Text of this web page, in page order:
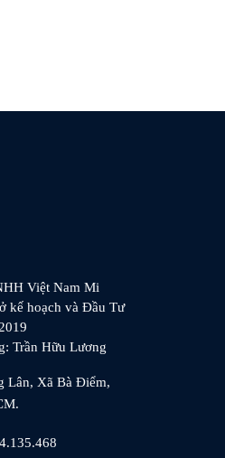
Việt Nam Mi
kế hoạch và Đầu Tư
Trần Hữu Lương
Lân, Xã Bà Điểm,